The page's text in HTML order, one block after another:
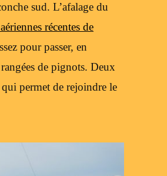
sud. L’afalage du
récentes de
pour passer, en
de pignots. Deux
permet de rejoindre le